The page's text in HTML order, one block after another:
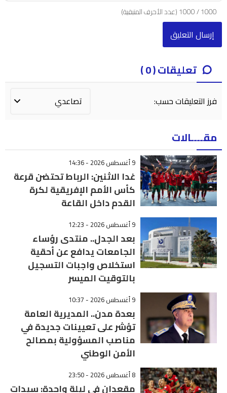
1000
/
1000(عدد الأحرف المتبقية)
تعليقات ( 0 )
فرز التعليقات حسب:
مقــــالات
9 أغسطس 2026 - 14:36
غدا الاثنين: الرباط تحتضن قرعة
كأس الأمم الإفريقية لكرة
القدم داخل القاعة
9 أغسطس 2026 - 12:23
بعد الجدل.. منتدى رؤساء
الجامعات يدافع عن أحقية
استخلاص واجبات التسجيل
بالتوقيت الميسر
9 أغسطس 2026 - 10:37
بعدة مدن.. المديرية العامة
تؤشر على تعيينات جديدة في
مناصب المسؤولية بمصالح
الأمن الوطني
8 أغسطس 2026 - 23:50
مقعدان في ليلة واحدة: سيدات